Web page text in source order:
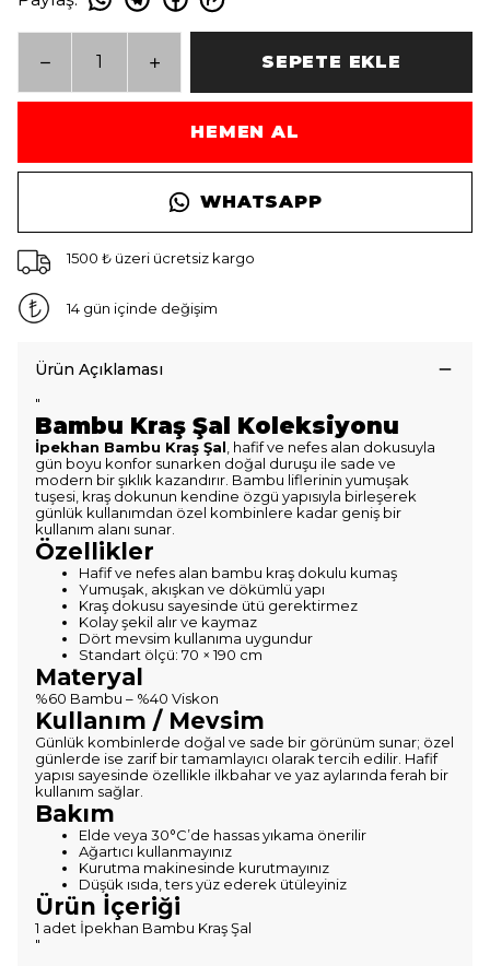
SEPETE EKLE
HEMEN AL
WHATSAPP
1500 ₺ üzeri ücretsiz kargo
14 gün içinde değişim
Ürün Açıklaması
"
Bambu Kraş Şal Koleksiyonu
İpekhan Bambu Kraş Şal , hafif ve nefes alan dokusuyla
gün boyu konfor sunarken doğal duruşu ile sade ve
modern bir şıklık kazandırır. Bambu liflerinin yumuşak
tuşesi, kraş dokunun kendine özgü yapısıyla birleşerek
günlük kullanımdan özel kombinlere kadar geniş bir
kullanım alanı sunar.
Özellikler
Hafif ve nefes alan bambu kraş dokulu kumaş
Yumuşak, akışkan ve dökümlü yapı
Kraş dokusu sayesinde ütü gerektirmez
Kolay şekil alır ve kaymaz
Dört mevsim kullanıma uygundur
Standart ölçü: 70 × 190 cm
Materyal
%60 Bambu – %40 Viskon
Kullanım / Mevsim
Günlük kombinlerde doğal ve sade bir görünüm sunar; özel
günlerde ise zarif bir tamamlayıcı olarak tercih edilir. Hafif
yapısı sayesinde özellikle ilkbahar ve yaz aylarında ferah bir
kullanım sağlar.
Bakım
Elde veya 30°C’de hassas yıkama önerilir
Ağartıcı kullanmayınız
Kurutma makinesinde kurutmayınız
Düşük ısıda, ters yüz ederek ütüleyiniz
Ürün İçeriği
1 adet İpekhan Bambu Kraş Şal
"